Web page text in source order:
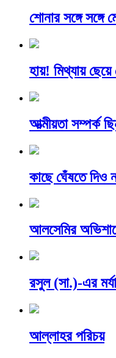
শোনার সঙ্গে সঙ্গে
হায়! মিথ্যায়
আত্মীয়তা সম্পর্ক
কাছে ঘেঁষতে দিও
আলসেমির
রসুল (সা.)-এর
আল্লাহর পরিচয়